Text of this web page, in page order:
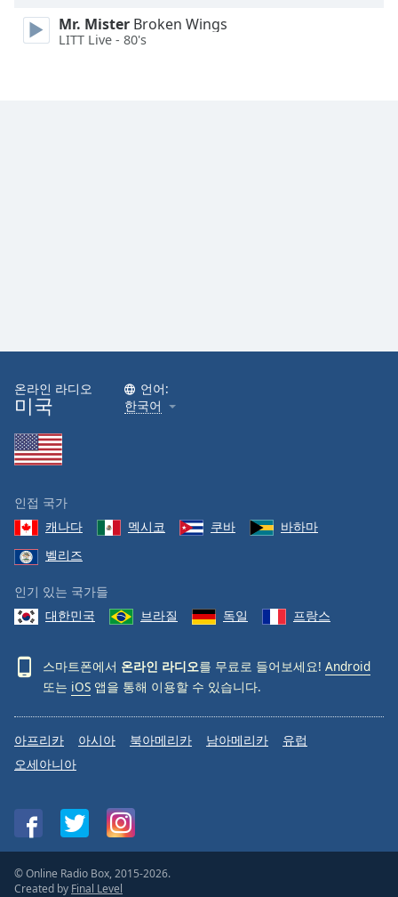
Edge
Style
Mr. Mister Broken Wings
LITT Live - 80's
온라인 라디오
미국
언어:
한국어
인접 국가
캐나다
멕시코 쿠바
바하마
벨리즈
인기 있는 국가들
대한민국
브라질 독일 프랑스
스마트폰에서 온라인 라디오를 무료로 들어보세요! Android
또는 iOS 앱을 통해 이용할 수 있습니다.
아프리카 아시아 북아메리카 남아메리카
유럽
오세아니아
© Online Radio Box, 2015-2026.
Created by Final Level